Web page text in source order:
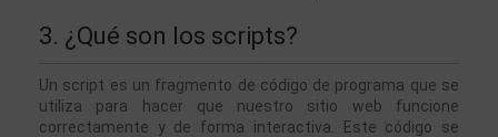
3. ¿Qué son los scripts?
Un script es un fragmento de código de programa que se
utiliza para hacer que nuestro sitio web funcione
correctamente y de forma interactiva. Este código se